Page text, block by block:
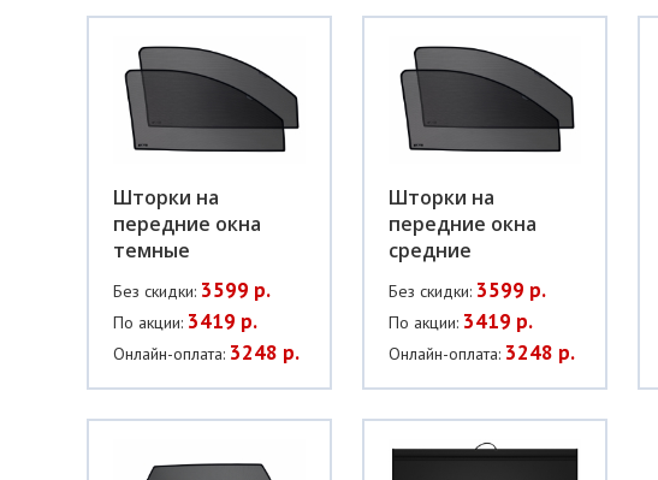
Шторки на
передние окна
темные
Без скидки: 3599 р.
По акции: 3419 р.
Онлайн-оплата: 3248 р.
Шторки на
передние окна
средние
Без скидки: 3599 р.
По акции: 3419 р.
Онлайн-оплата: 3248 р.